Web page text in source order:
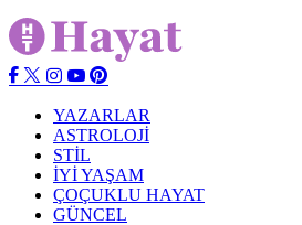
YAZARLAR
ASTROLOJİ
STİL
İYİ YAŞAM
ÇOÇUKLU HAYAT
GÜNCEL